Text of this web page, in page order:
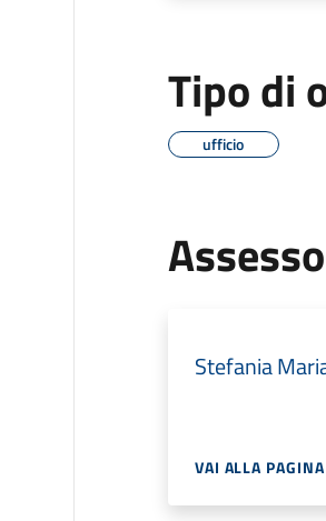
Tipo di
ufficio
Stefania
VAI ALLA PAGINA